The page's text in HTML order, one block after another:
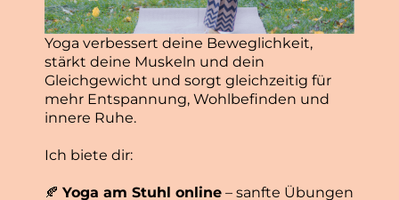
Yoga verbessert deine Beweglichkeit,
stärkt deine Muskeln und dein
Gleichgewicht und sorgt gleichzeitig für
mehr Entspannung, Wohlbefinden und
innere Ruhe.
Ich biete dir:
🍂 Yoga am Stuhl online – sanfte Übungen